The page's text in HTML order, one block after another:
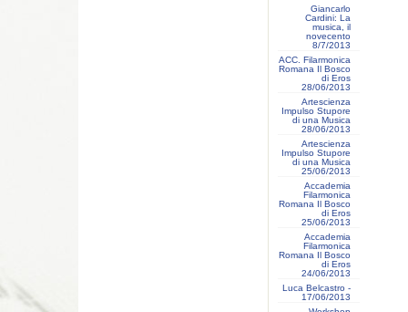
Giancarlo
Cardini: La
musica, il
novecento
8/7/2013
ACC. Filarmonica
Romana Il Bosco
di Eros
28/06/2013
Artescienza
Impulso Stupore
di una Musica
28/06/2013
Artescienza
Impulso Stupore
di una Musica
25/06/2013
Accademia
Filarmonica
Romana Il Bosco
di Eros
25/06/2013
Accademia
Filarmonica
Romana Il Bosco
di Eros
24/06/2013
Luca Belcastro -
17/06/2013